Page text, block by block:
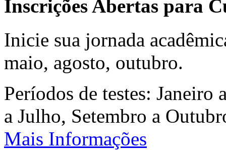
Inscrições Abertas para
Inicie sua jornada
maio, agosto, outubro.
Períodos de testes:
a Julho, Setembro a
Mais Informações